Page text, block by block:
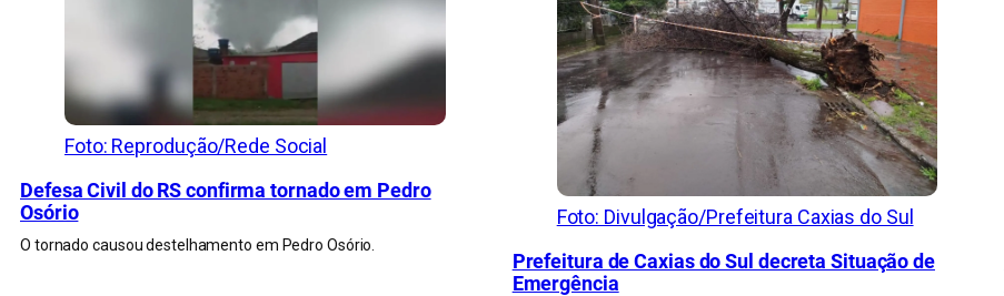
Foto: Reprodução/Rede Social
Defesa Civil do RS confirma tornado em Pedro
Osório
O tornado causou destelhamento em Pedro Osório.
Foto: Divulgação/Prefeitura Caxias do Sul
Prefeitura de Caxias do Sul decreta Situação de
Emergência